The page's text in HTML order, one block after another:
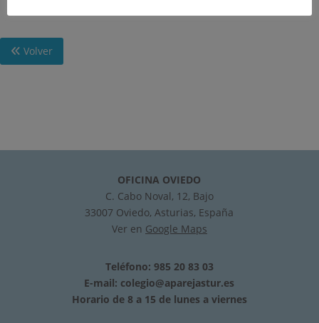
Volver
OFICINA OVIEDO
C. Cabo Noval, 12, Bajo
33007 Oviedo, Asturias, España
Ver en Google Maps
Teléfono: 985 20 83 03
E-mail: colegio@aparejastur.es
Horario de 8 a 15 de lunes a viernes